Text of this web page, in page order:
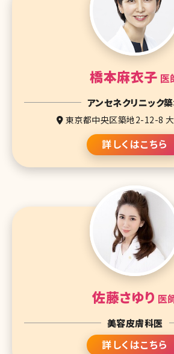
橋本麻衣子 医
アンセネクリニック
東京都中央区築地2-12-8
詳しくはこちら
佐藤さゆり 医
美容皮膚科医
詳しくはこちら